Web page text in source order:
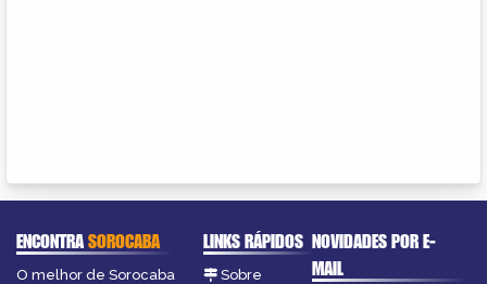
ENCONTRASOROCABA
O melhor de Sorocaba
LINKS RÁPIDOS
Sobre
NOVIDADES POR E-
MAIL